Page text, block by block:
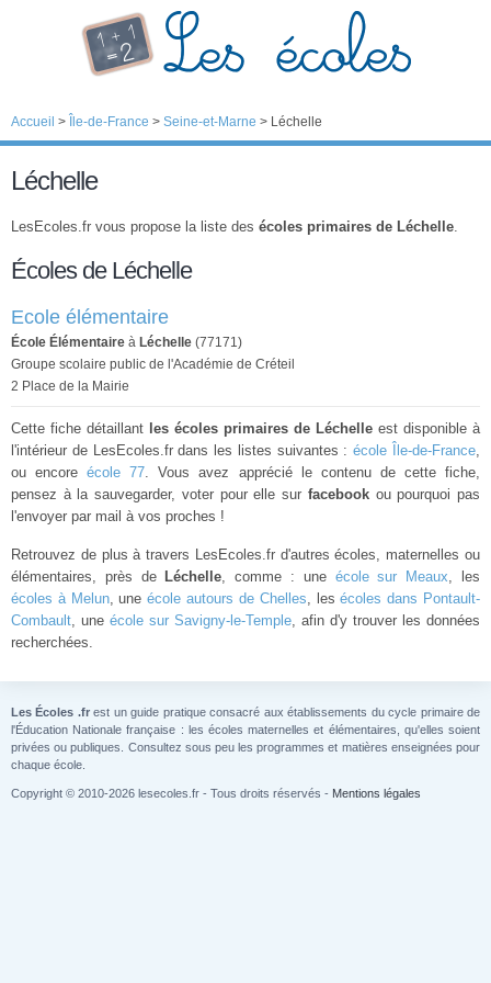
Accueil > Île-de-France > Seine-et-Marne > Léchelle
Léchelle
LesEcoles.fr vous propose la liste des écoles primaires de Léchelle.
Écoles de Léchelle
Ecole élémentaire
École Élémentaire à Léchelle (77171)
Groupe scolaire public de l'Académie de Créteil
2 Place de la Mairie
Cette fiche détaillant les écoles primaires de Léchelle est disponible à
l'intérieur de LesEcoles.fr dans les listes suivantes :école Île-de-France,
ou encoreécole 77. Vous avez apprécié le contenu de cette fiche,
pensez à la sauvegarder, voter pour elle sur facebookou pourquoi pas
l'envoyer par mail à vos proches !
Retrouvez de plus à travers LesEcoles.fr d'autres écoles, maternelles ou
élémentaires, près de Léchelle, comme : une école sur Meaux, les
écoles à Melun, uneécole autours de Chelles, lesécoles dans Pontault-
Combault, une école sur Savigny-le-Temple, afin d'y trouver les données
recherchées.
Les Écoles .frest un guide pratique consacré aux établissements du cycle primaire de
l'Éducation Nationale française : les écoles maternelles et élémentaires, qu'elles soient
privées ou publiques. Consultez sous peu les programmes et matières enseignées pour
chaque école.
Copyright © 2010-2026 lesecoles.fr - Tous droits réservés - Mentions légales